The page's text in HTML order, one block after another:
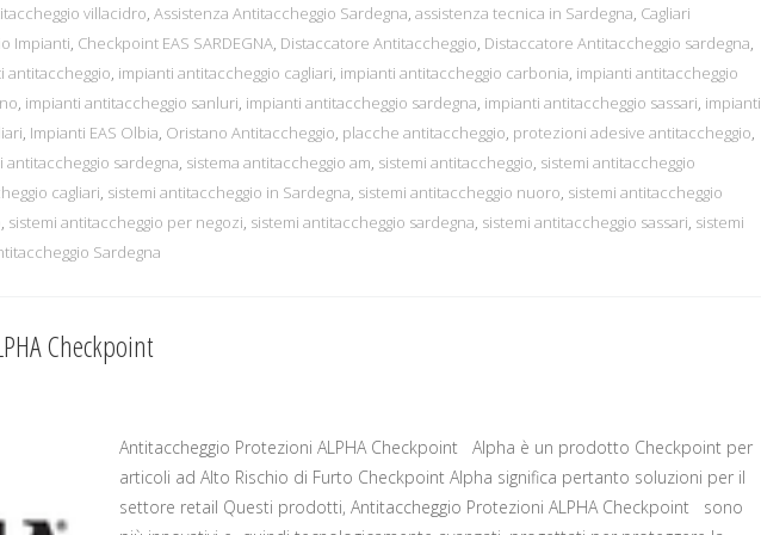
villacidro, Assistenza Antitaccheggio Sardegna, assistenza tecnica in Sardegna, Cagliari
Impianti, Checkpoint EAS SARDEGNA, Distaccatore Antitaccheggio, Distaccatore Antitaccheggio sardegna,
antitaccheggio, impianti antitaccheggio cagliari, impianti antitaccheggio carbonia, impianti antitaccheggio
, impianti antitaccheggio sanluri, impianti antitaccheggio sardegna, impianti antitaccheggio sassari, impianti
, Impianti EAS Olbia, Oristano Antitaccheggio, placche antitaccheggio, protezioni adesive antitaccheggio,
sardegna, sistema antitaccheggio am, sistemi antitaccheggio, sistemi antitaccheggio
cagliari, sistemi antitaccheggio in Sardegna, sistemi antitaccheggio nuoro, sistemi antitaccheggio
, sistemi antitaccheggio per negozi, sistemi antitaccheggio sardegna, sistemi antitaccheggio sassari, sistemi
Sardegna
Checkpoint
Antitaccheggio Protezioni ALPHA Checkpoint Alpha è un prodotto Checkpoint per
articoli ad Alto Rischio di Furto Checkpoint Alpha significa pertanto soluzioni per il
settore retail Questi prodotti, Antitaccheggio Protezioni ALPHA Checkpoint sono